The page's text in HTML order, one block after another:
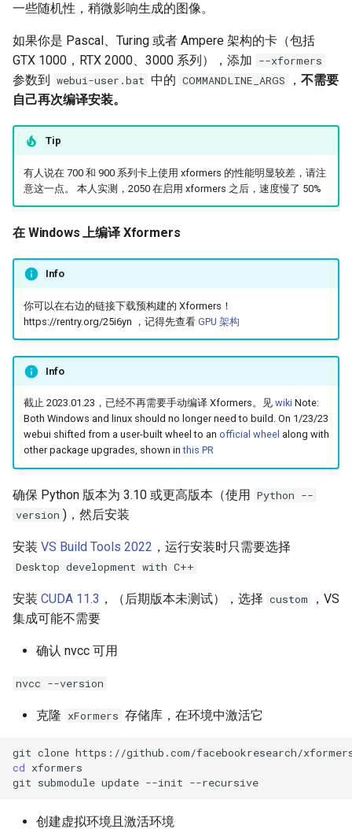
一些随机性，稍微影响生成的图像。
如果你是 Pascal、Turing 或者 Ampere 架构的卡（包括
GTX 1000，RTX 2000、3000 系列），添加 --xformers
参数到 webui-user.bat 中的 COMMANDLINE_ARGS ， 不需要
自己再次编译安装。
Tip
有人说在 700 和 900 系列卡上使用 xformers 的性能明显较差，请注
意这一点。 本人实测，2050 在启用 xformers 之后，速度慢了 50%
在 Windows 上编译 Xformers
Info
你可以在右边的链接下载预构建的 Xformers！
https://rentry.org/25i6yn ，记得先查看 GPU 架构
Info
截止 2023.01.23，已经不再需要手动编译 Xformers。见 wiki Note:
Both Windows and linux should no longer need to build. On 1/23/23
webui shifted from a user-built wheel to an official wheel along with
other package upgrades, shown inthis PR
确保 Python 版本为 3.10 或更高版本（使用 Python --
version )，然后安装
安装 VS Build Tools 2022 ，运行安装时只需要选择
Desktop development with C++
安装 CUDA 11.3 ，（后期版本未测试），选择 custom
，VS
集成可能不需要
确认 nvcc 可用
nvcc --version
克隆 xFormers 存储库，在环境中激活它
git clone
cd xformers
git submodule update --init
创建虚拟环境且激活环境